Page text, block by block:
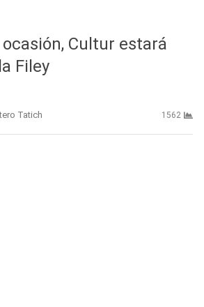
Cultur estará
Filey
Tatich 1562